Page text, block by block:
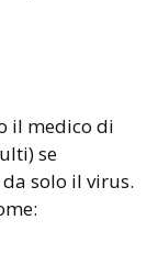
il medico di
se
solo il virus.